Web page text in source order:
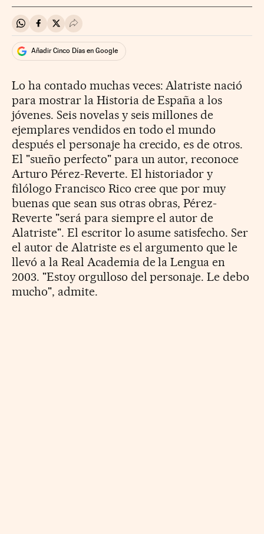
Compartir en Whatsapp
Compartir en Facebook
Compartir en Twitter
Desplegar Redes Sociales
Añadir Cinco Días en Google
Lo ha contado muchas veces: Alatriste nació
para mostrar la Historia de España a los
jóvenes. Seis novelas y seis millones de
ejemplares vendidos en todo el mundo
después el personaje ha crecido, es de otros.
El "sueño perfecto" para un autor, reconoce
Arturo Pérez-Reverte. El historiador y
filólogo Francisco Rico cree que por muy
buenas que sean sus otras obras, Pérez-
Reverte "será para siempre el autor de
Alatriste". El escritor lo asume satisfecho. Ser
el autor de Alatriste es el argumento que le
llevó a la Real Academia de la Lengua en
2003. "Estoy orgulloso del personaje. Le debo
mucho", admite.